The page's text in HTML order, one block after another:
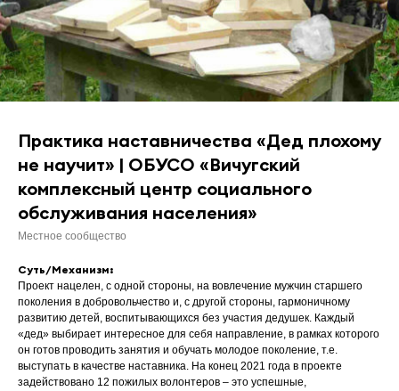
Практика наставничества «Дед плохому
не научит» | ОБУСО «Вичугский
комплексный центр социального
обслуживания населения»
Местное сообщество
Суть/Механизм:
Проект нацелен, с одной стороны, на вовлечение мужчин старшего
поколения в добровольчество и, с другой стороны, гармоничному
развитию детей, воспитывающихся без участия дедушек. Каждый
«дед» выбирает интересное для себя направление, в рамках которого
он готов проводить занятия и обучать молодое поколение, т.е.
выступать в качестве наставника. На конец 2021 года в проекте
задействовано 12 пожилых волонтеров – это успешные,